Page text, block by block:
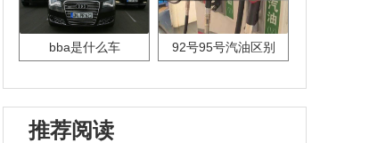
bba是什么车 92号95号汽油区别
推荐阅读